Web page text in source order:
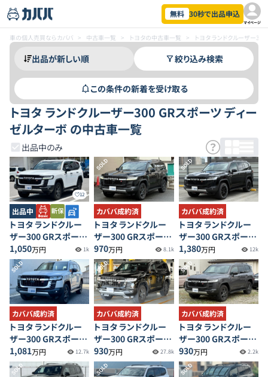
無料 30秒で出品申込
マイページ
車の個人売買ならカババ > 中古車一覧 > トヨタの中古車一覧 > トヨタ ランドクルーザー
絞り込み検索
この条件の新着を受け取る
トヨタ ランドクルーザー300 GRスポーツ ディー
ゼルターボ の中古車一覧
出品中のみ
12
出品中
トヨタ ランドクルー
ザー300 GRスポーツ
ディーゼルターボ
1,050万円 1k
SOLD
カババ成約済
トヨタ ランドクルー
ザー300 GRスポーツ
ディーゼルターボ
970万円 8.1k
SOLD
カババ成約済
トヨタ ランドクルー
ザー300 GRスポーツ
ディーゼルターボ
1,380万円 12k
SOLD
カババ成約済
トヨタ ランドクルー
ザー300 GRスポーツ
ディーゼルターボ
1,081万円 12.7k
SOLD
カババ成約済
トヨタ ランドクルー
ザー300 GRスポーツ
ディーゼルターボ
930万円 27.8k
SOLD
カババ成約済
トヨタ ランドクルー
ザー300 GRスポーツ
ディーゼルターボ
930万円 2.2k
SOLD SOLD SOLD